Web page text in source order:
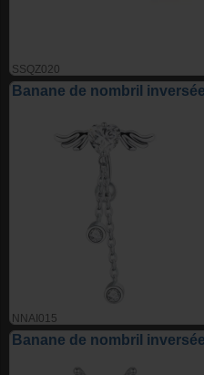
SSQZ020
Banane de nombril
NNAI015
Banane de nombril